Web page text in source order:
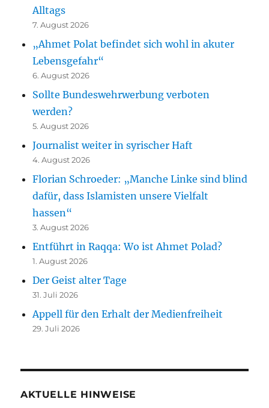
Alltags
7. August 2026
„Ahmet Polat befindet sich wohl in akuter
Lebensgefahr“
6. August 2026
Sollte Bundeswehrwerbung verboten
werden?
5. August 2026
Journalist weiter in syrischer Haft
4. August 2026
Florian Schroeder: „Manche Linke sind blind
dafür, dass Islamisten unsere Vielfalt
hassen“
3. August 2026
Entführt in Raqqa: Wo ist Ahmet Polad?
1. August 2026
Der Geist alter Tage
31. Juli 2026
Appell für den Erhalt der Medienfreiheit
29. Juli 2026
AKTUELLE HINWEISE